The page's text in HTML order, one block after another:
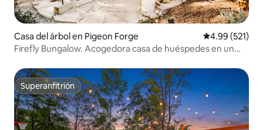
Casa del árbol en Pigeon Forge Calificación
4.99 (521)
Firefly Bungalow. Acogedora casa de huéspedes en un
Superanfitrión
Superanfitrión